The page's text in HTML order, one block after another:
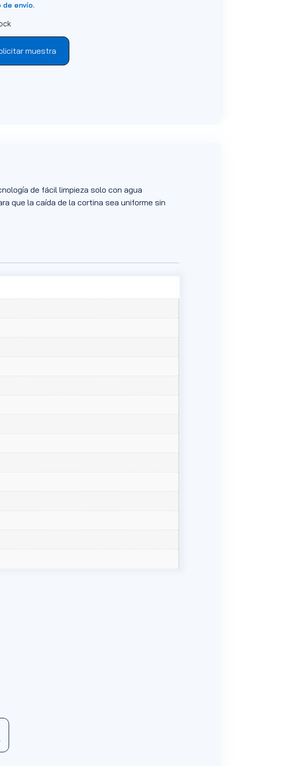
de envío.
muestra
de fácil limpieza solo con agua
que la caída de la cortina sea uniforme sin